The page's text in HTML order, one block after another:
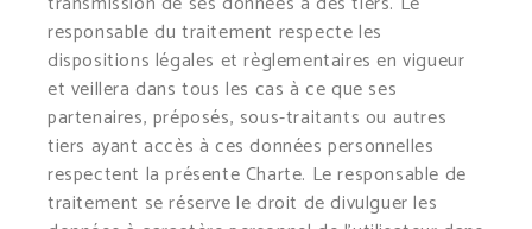
responsable du traitement respecte les
dispositions légales et règlementaires en vigueur
et veillera dans tous les cas à ce que ses
partenaires, préposés, sous-traitants ou autres
tiers ayant accès à ces données personnelles
respectent la présente Charte. Le responsable de
traitement se réserve le droit de divulguer les